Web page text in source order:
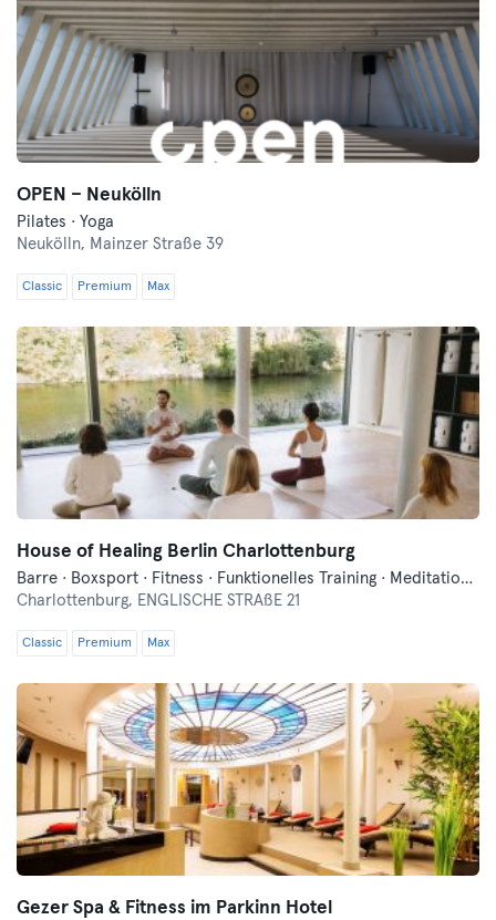
OPEN – Neukölln
Pilates · Yoga
Neukölln, Mainzer Straße 39
Classic Premium Max
House of Healing Berlin Charlottenburg
Barre · Boxsport · Fitness · Funktionelles Training · Meditation · Pilates · Qi Gong und Tai Chi · Tanzen · Wellness · Yoga
Charlottenburg, ENGLISCHE STRAßE 21
Classic Premium Max
Gezer Spa & Fitness im Parkinn Hotel